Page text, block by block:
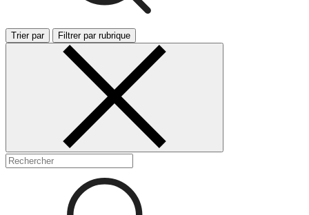
Trier par Filtrer par rubrique